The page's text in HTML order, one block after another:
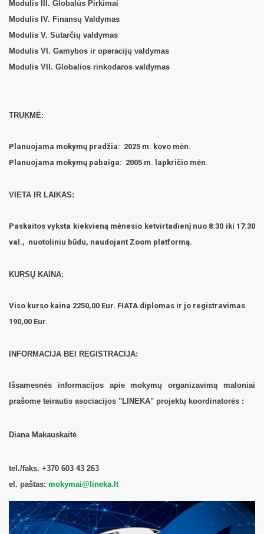
Modulis III. Globalūs Pirkimai
Modulis IV. Finansų Valdymas
Modulis V. Sutarčių valdymas
Modulis VI. Gamybos ir operacijų valdymas
Modulis VII. Globalios rinkodaros valdymas
TRUKMĖ:
Planuojama mokymų pradžia: 2025 m. kovo mėn.
Planuojama mokymų pabaiga: 2005 m. lapkričio mėn.
VIETA IR LAIKAS:
Paskaitos vyksta kiekvieną mėnesio ketvirtadienį nuo 8:30 iki 17:30
val., nuotoliniu būdu, naudojant Zoom platformą.
KURSŲ KAINA:
Viso kurso kaina 2250,00 Eur. FIATA diplomas ir jo registravimas
190,00 Eur.
INFORMACIJA BEI REGISTRACIJA:
Išsamesnės informacijos apie mokymų organizavimą maloniai
prašome teirautis asociacijos "LINEKA" projektų koordinatorės :
Diana Makauskaitė
tel./faks. +370 603 43 263
el. paštas: mokymai@lineka.lt